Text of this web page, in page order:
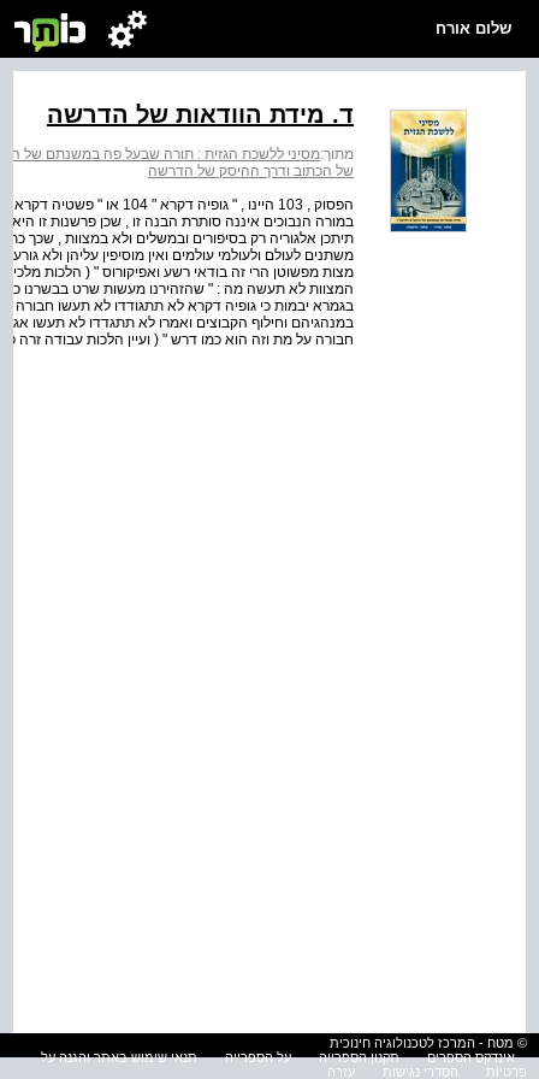
שלום אורח
ד. מידת הוודאות של הדרשה
מתוך:מסיני ללשכת הגזית : תורה שבעל פה במשנתם של
של הכתוב ודרך ההיסק של הדרשה
במורה הנבוכים איננה סותרת הבנה זו , שכן פרשנות זו
תיתכן אלגוריה רק בסיפורים ובמשלים ולא במצוות , שכך
משתנים לעולם ולעולמי עולמים ואין מוסיפין עליהן ולא
המצוות לא תעשה מה : " שהזהירנו מעשות שרט בבשרנו כמו
בגמרא יבמות כי גופיה דקרא לא תתגודדו לא תעשו חבורה
במנהגיהם וחילוף הקבוצים ואמרו לא תתגדדו לא תעשו
חבורה על מת וזה הוא כמו דרש " ( ועיין הלכות עבודה זרה
© מטח - המרכז לטכנולוגיה חינוכית
אינדקס הספרים
תקנון הספרייה על הספרייה
תנאי שימוש באתר והגנה על
פרטיות
הסדרי נגישות עזרה